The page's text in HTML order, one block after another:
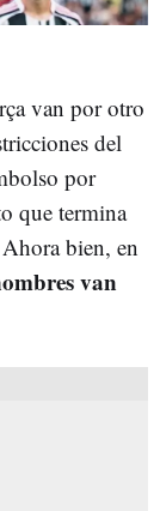
van por otro
del
por
que termina
bien, en
van